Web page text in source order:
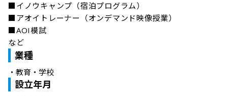
■イノウキャンプ（宿泊プログラム）
■アオイトレーナー（オンデマンド映像授業）
■AOI模試
など
業種
・ 教育・学校
設立年月